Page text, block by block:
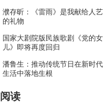
濮存昕：《雷雨》是我献给人艺
的礼物
国家大剧院版民族歌剧《党的女
儿》即将再度回归
潘鲁生：推动传统节日在新时代
生活中落地生根
阅读